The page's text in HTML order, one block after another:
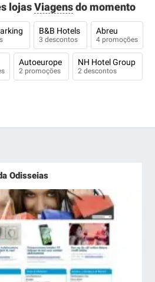
lojasViagensdo momento
B&B Hotels
3 descontos
Abreu
4 promoções
Autoeurope
2 promoções
NH Hotel Group
2 descontos
Odisseias